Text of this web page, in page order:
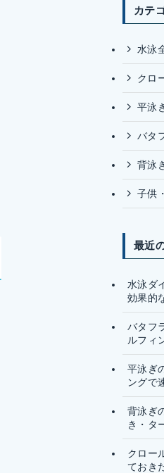
カテ
水泳
クロ
平泳
バタ
背泳
子供
最近
水泳ダ
効果的
バタフ
ルフィ
平泳ぎ
ングで
背泳ぎ
き・タ
クロー
ておき